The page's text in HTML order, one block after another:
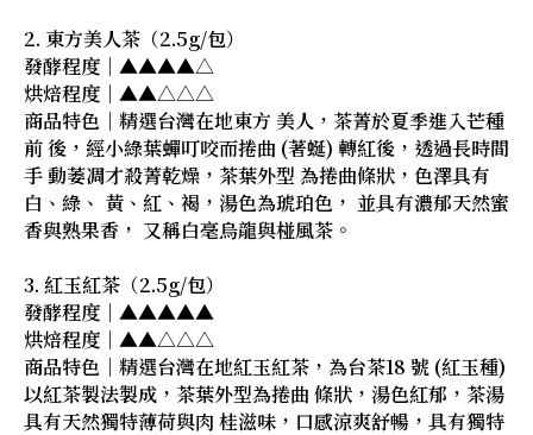
2. 東方美人茶（2.5g/包）
發酵程度｜▲▲▲▲△
烘焙程度｜▲▲△△△
商品特色｜精選台灣在地東方 美人，茶菁於夏季進入芒種
前 後，經小綠葉蟬叮咬而捲曲 (著蜒) 轉紅後，透過長時間
手 動萎凋才殺菁乾燥，茶葉外型 為捲曲條狀，色澤具有
白、綠、 黃、紅、褐，湯色為琥珀色， 並具有濃郁天然蜜
香與熟果香， 又稱白毫烏龍與椪風茶。
3. 紅玉紅茶（2.5g/包）
發酵程度｜▲▲▲▲▲
烘焙程度｜▲▲△△△
商品特色｜精選台灣在地紅玉紅茶，為台茶18 號 (紅玉種)
以紅茶製法製成，茶葉外型為捲曲 條狀，湯色紅郁，茶湯
具有天然獨特薄荷與肉 桂滋味，口感涼爽舒暢，具有獨特